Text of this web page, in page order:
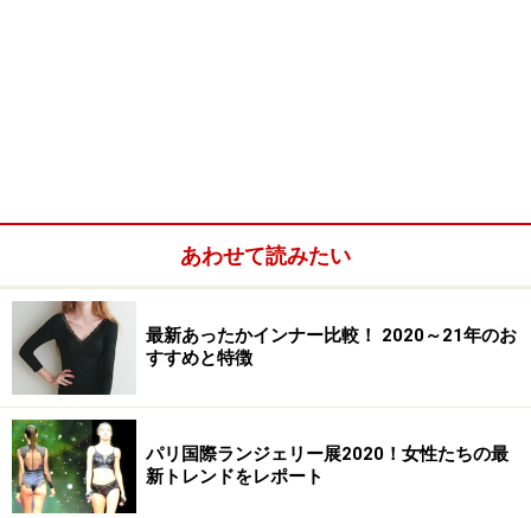
あわせて読みたい
最新あったかインナー比較！ 2020～21年のお
すすめと特徴
パリ国際ランジェリー展2020！女性たちの最
新トレンドをレポート